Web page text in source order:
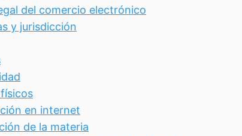
del comercio electrónico
y jurisdicción
en internet
de la materia